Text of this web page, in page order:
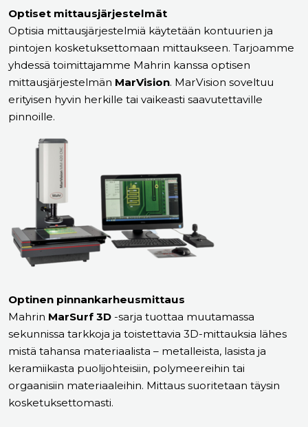
Optiset mittausjärjestelmät
Optisia mittausjärjestelmiä käytetään kontuurien ja
pintojen kosketuksettomaan mittaukseen. Tarjoamme
yhdessä toimittajamme Mahrin kanssa optisen
mittausjärjestelmän MarVision. MarVision soveltuu
erityisen hyvin herkille tai vaikeasti saavutettaville
pinnoille.
Optinen pinnankarheusmittaus
Mahrin MarSurf 3D -sarja tuottaa muutamassa
sekunnissa tarkkoja ja toistettavia 3D-mittauksia lähes
mistä tahansa materiaalista – metalleista, lasista ja
keramiikasta puolijohteisiin, polymeereihin tai
orgaanisiin materiaaleihin. Mittaus suoritetaan täysin
kosketuksettomasti.